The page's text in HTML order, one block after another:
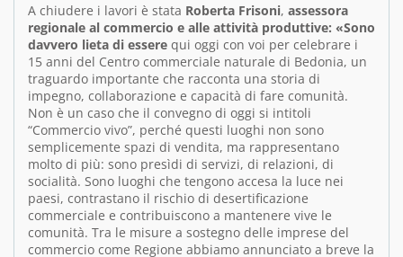
A chiudere i lavori è stata Roberta Frisoni, assessora
regionale al commercio e alle attività produttive: «Sono
davvero lieta di essere qui oggi con voi per celebrare i
15 anni del Centro commerciale naturale di Bedonia, un
traguardo importante che racconta una storia di
impegno, collaborazione e capacità di fare comunità.
Non è un caso che il convegno di oggi si intitoli
“Commercio vivo”, perché questi luoghi non sono
semplicemente spazi di vendita, ma rappresentano
molto di più: sono presìdi di servizi, di relazioni, di
socialità. Sono luoghi che tengono accesa la luce nei
paesi, contrastano il rischio di desertificazione
commerciale e contribuiscono a mantenere vive le
comunità. Tra le misure a sostegno delle imprese del
commercio come Regione abbiamo annunciato a breve la